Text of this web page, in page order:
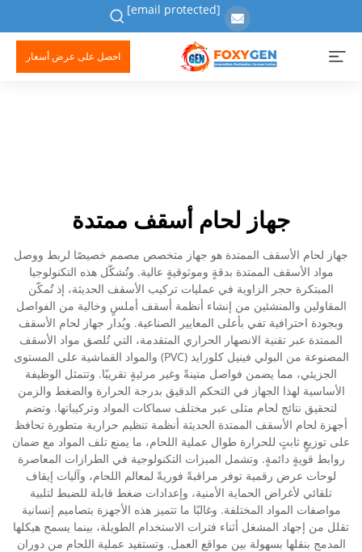
[email protected]
احصل على عرض أسعار
جهاز لحام أسقف ممتدة
جهاز لحام الأسقف الممتدة هو جهاز متخصص مصمم خصيصًا لربط ووصل
مواد الأسقف الممتدة بدقةٍ وموثوقيةٍ عالية. وتُشكّل هذه التكنولوجيا
المبتكرة حجر الزاوية في عمليات تركيب الأسقف الحديثة، إذ تُمكّن
المقاولين والمنشئين من إنشاء أنظمة أسقف أملسٍ وخالية من الفواصل
وبجودة احترافية تفي بأعلى المعايير الصناعية. ويُدار جهاز لحام الأسقف
الممتدة عبر تقنية الانصهار الحراري المتقدمة، التي تُلصق مواد الأسقف
المصنوعة من البولي فينيل كلورايد (PVC) والمواد القماشية على المستوى
الجزيئي، مما يضمن فواصل متينةً وغير مرئيةٍ تقريبًا. وتتمثل الوظيفة
الأساسية لهذا الجهاز في التحكم الدقيق بدرجة الحرارة والضغط والزمن
لتحقيق نتائج لحام مثلى عبر مختلف سماكات المواد وتركيباتها. وتضم
أجهزة لحام الأسقف الممتدة الحديثة أنظمة تنظيم حرارية متطورة تحافظ
على توزيعٍ ثابتٍ للحرارة طوال عملية اللحام، ما يمنع تلف المواد مع ضمان
روابط قويةٍ دائمةٍ. وتشمل الميزات التكنولوجية في الطرازات المعاصرة
لوحات عرض رقمية توفر مراقبةً فوريةً لمعالم اللحام، وآليات إيقاف
تلقائي لأغراض الحماية الأمنية، وإعدادات ضغط قابلة للضبط لتلبية
مواصفات المواد المختلفة. وغالبًا ما تتميز هذه الأجهزة بتصاميم إنسانية
تقلل من إجهاد المشغل أثناء فترات الاستخدام الطويلة، بينما يسمح هيكلها
المدمج بنقلها بسهولة بين مواقع العمل. وتستفيد عملية اللحام من دوران